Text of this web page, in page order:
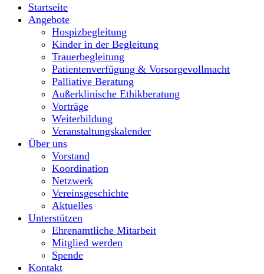
Startseite
Angebote
Hospizbegleitung
Kinder in der Begleitung
Trauerbegleitung
Patientenverfügung & Vorsorgevollmacht
Palliative Beratung
Außerklinische Ethikberatung
Vorträge
Weiterbildung
Veranstaltungskalender
Über uns
Vorstand
Koordination
Netzwerk
Vereinsgeschichte
Aktuelles
Unterstützen
Ehrenamtliche Mitarbeit
Mitglied werden
Spende
Kontakt